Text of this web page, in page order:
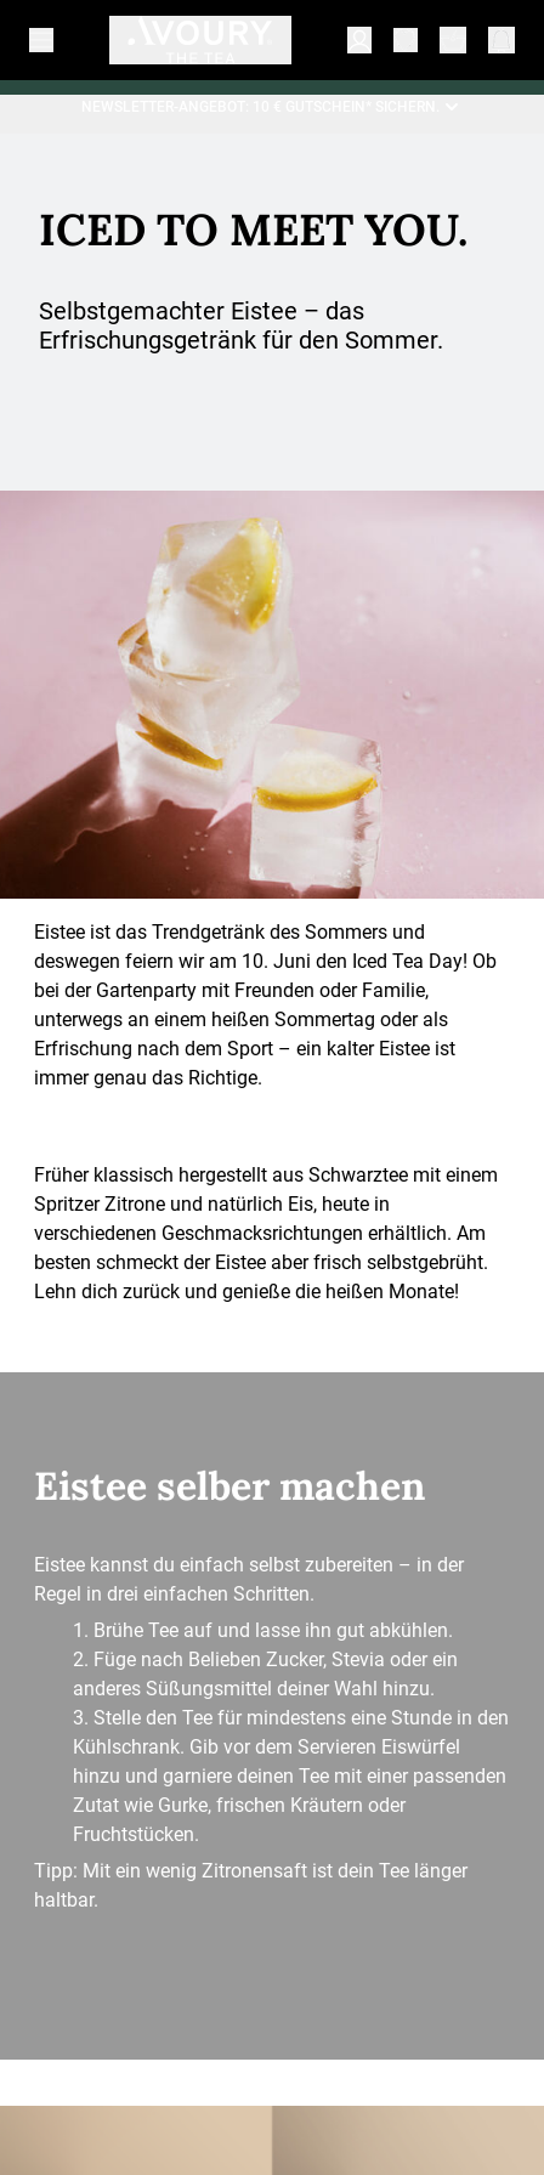
ICED TO MEET YOU.
Selbstgemachter Eistee – das
Erfrischungsgetränk für den Sommer.
Eistee ist das Trendgetränk des Sommers und
deswegen feiern wir am 10. Juni den Iced Tea Day! Ob
bei der Gartenparty mit Freunden oder Familie,
unterwegs an einem heißen Sommertag oder als
Erfrischung nach dem Sport – ein kalter Eistee ist
immer genau das Richtige.
Früher klassisch hergestellt aus Schwarztee mit einem
Spritzer Zitrone und natürlich Eis, heute in
verschiedenen Geschmacksrichtungen erhältlich. Am
besten schmeckt der Eistee aber frisch selbstgebrüht.
Lehn dich zurück und genieße die heißen Monate!
Eistee selber machen
Eistee kannst du einfach selbst zubereiten – in der
Regel in drei einfachen Schritten.
Brühe Tee auf und lasse ihn gut abkühlen.
Füge nach Belieben Zucker, Stevia oder ein
anderes Süßungsmittel deiner Wahl hinzu.
Stelle den Tee für mindestens eine Stunde in den
Kühlschrank. Gib vor dem Servieren Eiswürfel
hinzu und garniere deinen Tee mit einer passenden
Zutat wie Gurke, frischen Kräutern oder
Fruchtstücken.
Tipp: Mit ein wenig Zitronensaft ist dein Tee länger
haltbar.